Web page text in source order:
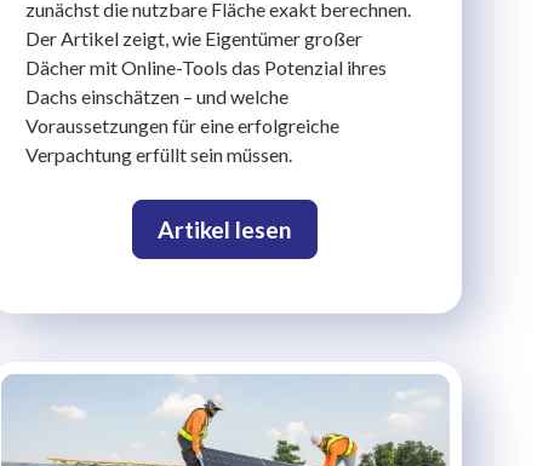
zunächst die nutzbare Fläche exakt berechnen.
Der Artikel zeigt, wie Eigentümer großer
Dächer mit Online-Tools das Potenzial ihres
Dachs einschätzen – und welche
Voraussetzungen für eine erfolgreiche
Verpachtung erfüllt sein müssen.
Artikel lesen